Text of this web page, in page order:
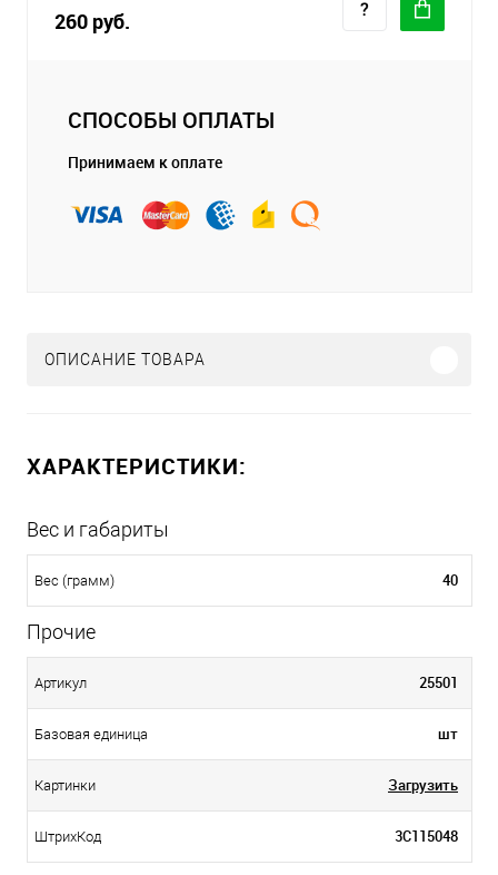
260 руб.
СПОСОБЫ ОПЛАТЫ
Принимаем к оплате
ОПИСАНИЕ ТОВАРА
ХАРАКТЕРИСТИКИ:
Вес и габариты
Вес (грамм) 40
Прочие
Артикул 25501
Базовая единица шт
Картинки Загрузить
ШтрихКод 3С115048